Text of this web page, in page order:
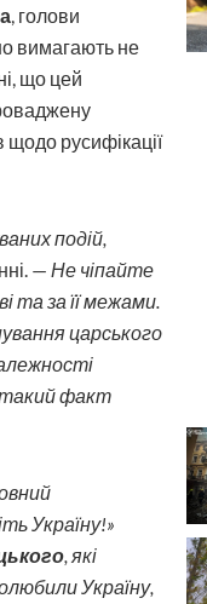
, голови
вимагають не
що цей
русифікації
подій,
— Не чіпайте
та за її межами.
царського
такий факт
Україну!»
, які
Україну,